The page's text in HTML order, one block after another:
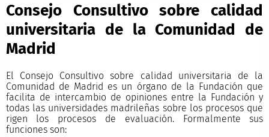
Consejo Consultivo sobre calidad
universitaria de la Comunidad de
Madrid
El Consejo Consultivo sobre calidad universitaria de la
Comunidad de Madrid es un órgano de la Fundación que
facilita de intercambio de opiniones entre la Fundación y
todas las universidades madrileñas sobre los procesos que
rigen los procesos de evaluación. Formalmente sus
funciones son: